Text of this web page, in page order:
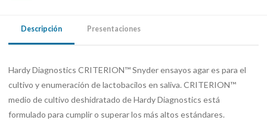
Descripción Presentaciones
Hardy Diagnostics CRITERION™ Snyder ensayos agar es para el
cultivo y enumeración de lactobacilos en saliva. CRITERION™
medio de cultivo deshidratado de Hardy Diagnostics está
formulado para cumplir o superar los más altos estándares.